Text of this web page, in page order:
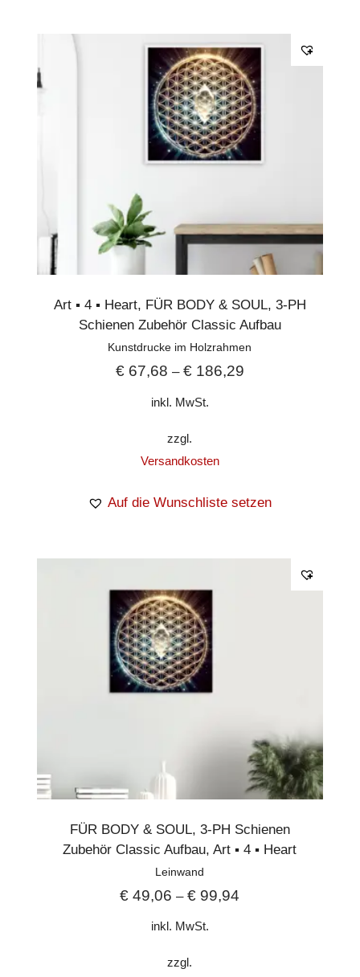
Art ▪︎ 4 ▪︎ Heart, FÜR BODY & SOUL, 3-PH
Schienen Zubehör Classic Aufbau
Kunstdrucke im Holzrahmen
€67,68 – €186,29
inkl. MwSt.
zzgl.
Versandkosten
Auf die Wunschliste setzen
FÜR BODY & SOUL, 3-PH Schienen
Zubehör Classic Aufbau,Art ▪︎ 4 ▪︎ Heart
Leinwand
€ 49,06 –€ 99,94
inkl. MwSt.
zzgl.